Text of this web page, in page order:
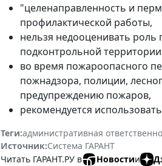
"целенаправленность и
профилактической работы,
нельзя недооценивать роль
подконтрольной
во время пожароопасного
пожнадзора, полиции,
предупреждению пожаров,
рекомендуется
Теги:административная
Источник:Система ГАРАНТ
Читать ГАРАНТ.РУ в
Новостии